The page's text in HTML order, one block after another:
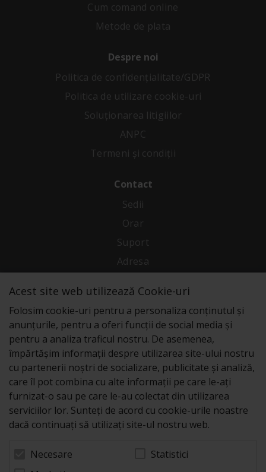
© 2026 Zeus Service case de marcat fiscale. Powered
Cum comand online
Metode de plata
Despre noi
Politica de confidenţialitate/GDPR
Politica de utilizare cookie-uri
Soluționarea litigiilor
ANPC
Termeni și condiții
Contact
Sedii
Orar
Suport
Adresa
Conecteaza-te cu noi
Acest site web utilizează Cookie-uri
Folosim cookie-uri pentru a personaliza conținutul și
anunțurile, pentru a oferi funcții de social media și
pentru a analiza traficul nostru. De asemenea,
împărtășim informații despre utilizarea site-ului nostru
cu partenerii noștri de socializare, publicitate și analiză,
care îl pot combina cu alte informații pe care le-ați
furnizat-o sau pe care le-au colectat din utilizarea
serviciilor lor. Sunteți de acord cu cookie-urile noastre
dacă continuați să utilizați site-ul nostru web.
Necesare
Statistici